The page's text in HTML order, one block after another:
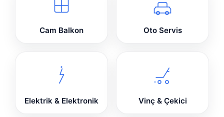
Cam Balkon Oto Servis
Elektrik & Elektronik Vinç & Çekici